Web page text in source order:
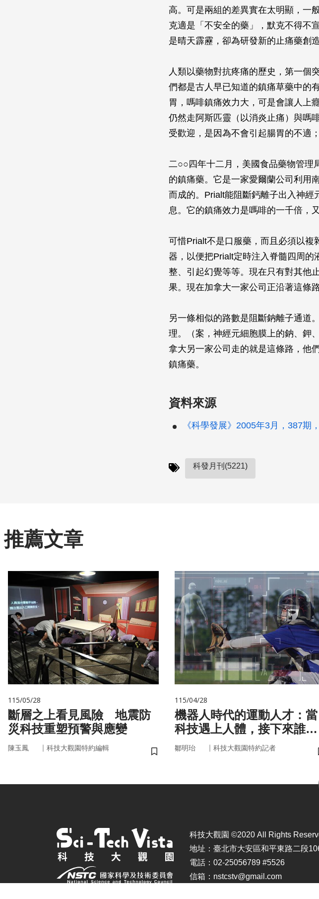
高。可是兩組的差異實在太明顯，一
克適是「不安全的藥」，默克不得不
是晴天霹靂，卻為研發新的止痛藥創
人類以藥物對抗疼痛的歷史，第一個
們都是古人早已知道的鎮痛草藥中的
胃，嗎啡鎮痛效力大，可是會讓人上
仍然走阿斯匹靈（以消炎止痛）與嗎
受歡迎，是因為不會引起腸胃的不適
二○○四年十二月，美國食品藥物管理
的鎮痛藥。它是一家愛爾蘭公司利用
而成的。Prialt能阻斷鈣離子出入神
息。它的鎮痛效力是嗎啡的一千倍，
可惜Prialt不是口服藥，而且必須以
器，以便把Prialt定時注入脊髓四周的
整、引起幻覺等等。現在只有對其他
果。現在加拿大一家公司正沿著這條
另一條相似的路數是阻斷鈉離子通道
理。（案，神經元細胞膜上的鈉、鉀
拿大另一家公司走的就是這條路，他
鎮痛藥。
資料來源
《科學發展》2005年3月，387期
科發月刊(5221)
推薦文章
115/05/28
斷層之上看見風險 地震防
災科技重塑預警與應變
陳玉鳳 ｜ 科技大觀園特約編輯
儲存書籤
115/04/28
機器人時代的運動人才：當
科技遇上人體，接下來誰來
接手？
鄒明珆 ｜ 科技大觀園特約記者
科技大觀園 ©2020 All Rights
地址：臺北市大安區和平東路二段
電話：02-25056789 #5526
信箱：nstcstv@gmail.com